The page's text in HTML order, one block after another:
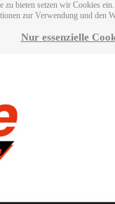
zu bieten setzen wir Cookies
zur Verwendung und den
Nur essenzielle